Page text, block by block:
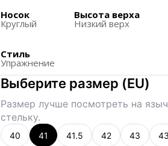
Носок
Круглый
Высота верха
Низкий верх
Стиль
Упражнение
Выберите размер (EU)
Размер лучше посмотреть на
стельку.
40 41 41.5 42 43